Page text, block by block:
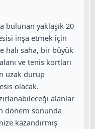
bulunan yaklaşık 20
inşa etmek için
halı saha, bir büyük
ve tenis kortları
uzak durup
olacak.
alanlar
dönem sonunda
kazandırmış